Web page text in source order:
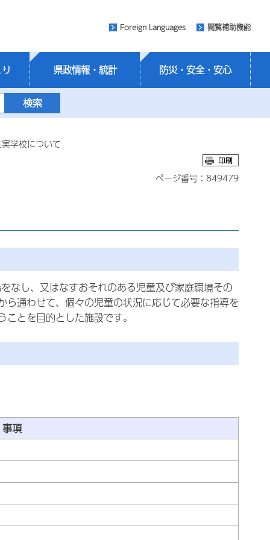
Foreign Languages 閲覧補助機能
県政情報・統計 防災・安全・安心
学校について
ページ番号：849479
なし、又はなすおそれのある児童及び家庭環境その
通わせて、個々の児童の状況に応じて必要な指導を
とを目的とした施設です。
項